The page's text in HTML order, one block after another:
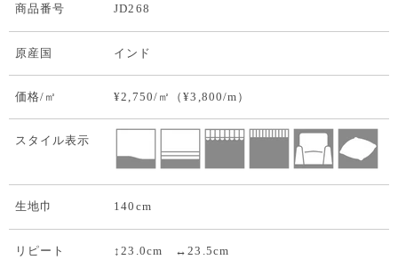
商品番号 JD268
原産国 インド
価格/㎡ ¥2,750/㎡（¥3,800/m）
スタイル表示
生地巾 140cm
リピート ↕23.0cm ↔23.5cm